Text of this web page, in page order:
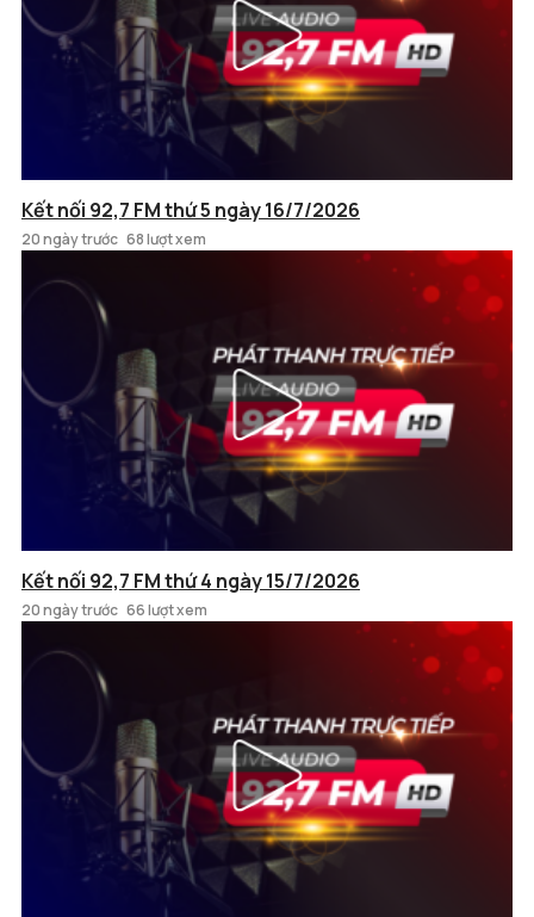
Kết nối 92,7 FM thứ 5 ngày 16/7/2026
20 ngày trước 68 lượt xem
Kết nối 92,7 FM thứ 4 ngày 15/7/2026
20 ngày trước 66 lượt xem